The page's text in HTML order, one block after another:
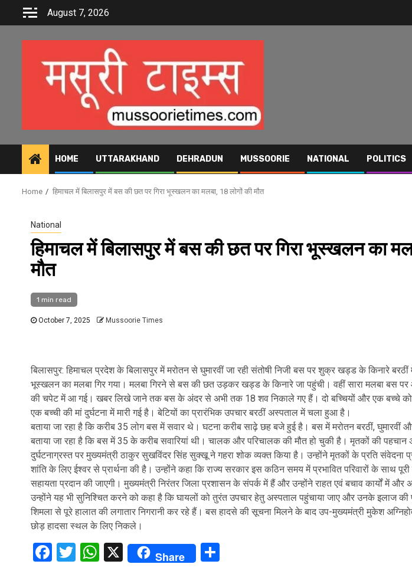
August 7, 2026
HOME UTTARAKHAND DEHRADUN MUSSOORIE NATIONAL POLITICS
Home हिमाचल में बिलासपुर में बस की छत पर गिरा भूस्खलन का मलबा, 18 लोगों की मौत
National
हिमाचल में बिलासपुर में बस की छत पर गिरा भूस्खलन का
मौत
1 min read
October 7, 2025 Mussoorie Times
बिलासपुर: हिमाचल प्रदेश के बिलासपुर में मरोतन से घुमारवीं जा रही संतोषी निजी बस पर शुक्र खड्ड के किनारे
भूस्खलन का मलबा गिर गया। मलबा गिरने से बस की छत उड़कर खड्ड के किनारे जा पहुंची। वहीं सारा मलबा बस
की चपेट में आ गई। खबर लिखे जाने तक बस के अंदर से अभी तक 18 शव निकाले गए हैं। दो बच्चियों और एक बच्चे को
एक बच्ची की मां दुर्घटना में मारी गई है। बेटियों का प्रारंभिक उपचार बरठीं अस्पताल में चला हुआ है।
बताया जा रहा है कि करीब 35 लोग बस में सवार थे। घटना करीब साढ़े छह बजे हुई है। बस में मरोतन बरठीं, घुमारवीं
बताया जा रहा है कि बस में 35 के करीब सवारियां थी। चालक और परिचालक की मौत हो चुकी है। मृतकों की पहचान
दुर्घटनाग्रस्त पर मुख्यमंत्री ठाकुर सुखविंदर सिंह सुक्खू ने गहरा शोक व्यक्त किया है। उन्होंने मृतकों के प्रति
शांति के लिए ईश्वर से प्रार्थना की है। उन्होंने कहा कि राज्य सरकार इस कठिन समय में प्रभावित परिवारों के साथ
सहायता प्रदान की जाएगी। मुख्यमंत्री निरंतर जिला प्रशासन के संपर्क में हैं और उन्होंने राहत एवं बचाव कार्यों में और
उन्होंने यह भी सुनिश्चित करने को कहा है कि घायलों को तुरंत उपचार हेतु अस्पताल पहुंचाया जाए और उनके इलाज की
शिमला से पूरे हालात की लगातार निगरानी कर रहे हैं। बस हादसे की सूचना मिलने के बाद उप-मुख्यमंत्री मुकेश
छोड़ हादसा स्थल के लिए निकले।
Facebook
TwitterWhatsApp
X Share